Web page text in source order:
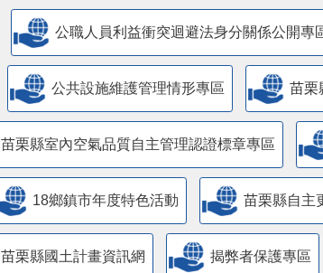
公職人員利益衝突迴避法身分關係公開專
​公共設施維護管理情形專區 苗栗
苗栗縣室內空氣品質自主管理認證標章專區
18鄉鎮市年度特色活動 苗栗縣自主
苗栗縣國土計畫資訊網 揭弊者保護專區